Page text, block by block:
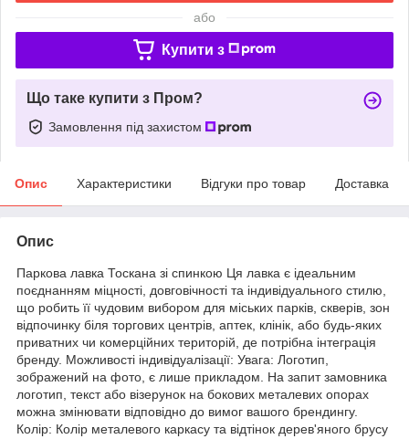
або
Купити з
Що таке купити з Пром?
Замовлення під захистом
Опис Характеристики Відгуки про товар Доставка
Опис
Паркова лавка Тоскана зі спинкою Ця лавка є ідеальним
поєднанням міцності, довговічності та індивідуального стилю,
що робить її чудовим вибором для міських парків, скверів, зон
відпочинку біля торгових центрів, аптек, клінік, або будь-яких
приватних чи комерційних територій, де потрібна інтеграція
бренду. Можливості індивідуалізації: Увага: Логотип,
зображений на фото, є лише прикладом. На запит замовника
логотип, текст або візерунок на бокових металевих опорах
можна змінювати відповідно до вимог вашого брендингу.
Колір: Колір металевого каркасу та відтінок дерев'яного брусу